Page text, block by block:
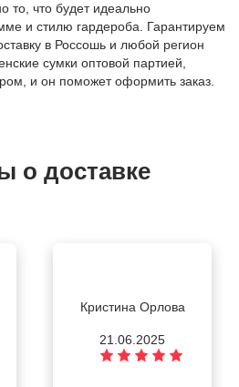
то, что будет идеально
и стилю гардероба. Гарантируем
в Россошь и любой регион
сумки оптовой партией,
и он поможет оформить заказ.
о доставке
Кристина Орлова
21.06.2025